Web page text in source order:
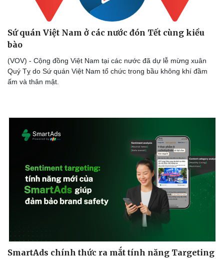
Sứ quán Việt Nam ở các nước đón Tết cùng kiều
bào
(VOV) - Cộng đồng Việt Nam tại các nước đã dự lễ mừng xuân
Quý Tỵ do Sứ quán Việt Nam tổ chức trong bầu không khí đầm
ấm và thân mật.
SmartAds chính thức ra mắt tính năng Targeting